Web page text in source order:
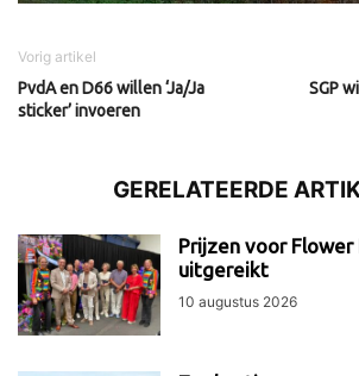
Vorig artikel
PvdA en D66 willen ‘Ja/Ja
sticker’ invoeren
SGP
GERELATEERDE
Prijzen voor Flower
uitgereikt
10 augustus 2026